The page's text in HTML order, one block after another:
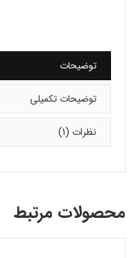
توضیحات
توضیحات تکمیلی
نظرات (1)
محصولات مرتبط